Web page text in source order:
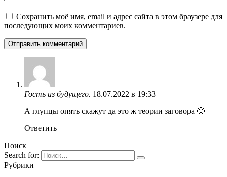
Сохранить моё имя, email и адрес сайта в этом браузере для
последующих моих комментариев.
Гость из будущего. 18.07.2022 в 19:33
А глупцы опять скажут да это ж теории заговора 🙂
Ответить
Поиск
Search for:
Рубрики